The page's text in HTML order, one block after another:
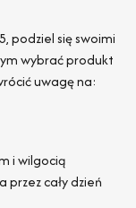
podziel się swoimi
wybrać produkt
uwagę na:
i wilgocią
cały dzień